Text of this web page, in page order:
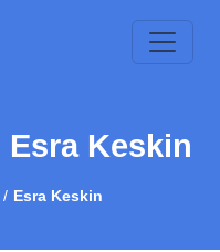
Keskin
Esra Keskin